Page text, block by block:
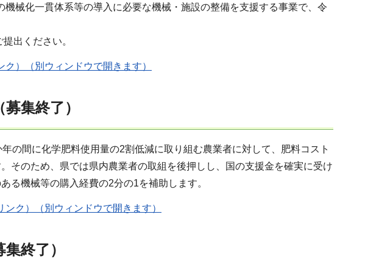
械化一貫体系等の導入に必要な機械・施設の整備を支援する事業で、令
出ください。
）（別ウィンドウで開きます）
集終了）
の間に化学肥料使用量の2割低減に取り組む農業者に対して、肥料コスト
そのため、県では県内農業者の取組を後押しし、国の支援金を確実に受け
る機械等の購入経費の2分の1を補助します。
ク）（別ウィンドウで開きます）
終了）